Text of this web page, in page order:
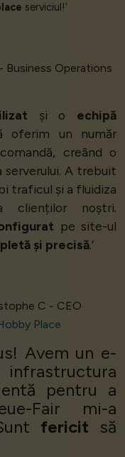
serviciul!’
Business Operations
și o echipă
oferim un număr
creând o
serverului. A trebuit
traficul și a fluidiza
clienților noștri.
pe site-ul
și precisă.’
C - CEO
Place
Avem un e-
infrastructura
pentru a
Fair mi-a
fericit să